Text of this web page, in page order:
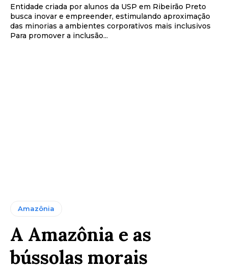
Entidade criada por alunos da USP em Ribeirão Preto
busca inovar e empreender, estimulando aproximação
das minorias a ambientes corporativos mais inclusivos
Para promover a inclusão...
Amazônia
A Amazônia e as
bússolas morais